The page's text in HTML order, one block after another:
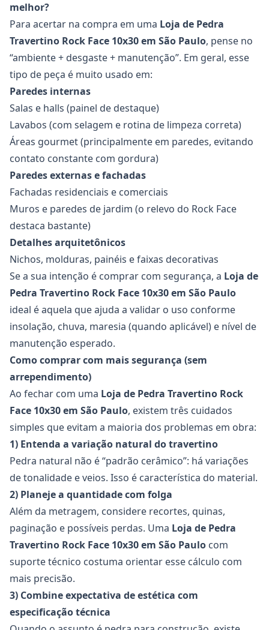
melhor?
Para acertar na compra em uma Loja de Pedra
Travertino Rock Face 10x30em São Paulo, pense no
“ambiente + desgaste + manutenção”. Em geral, esse
tipo de peça é muito usado em:
Paredes internas
Salas e halls (painel de destaque)
Lavabos (com selagem e rotina de limpeza correta)
Áreas gourmet (principalmente em paredes, evitando
contato constante com gordura)
Paredes externas e fachadas
Fachadas residenciais e comerciais
Muros e paredes de jardim (o relevo do Rock Face
destaca bastante)
Detalhes arquitetônicos
Nichos, molduras, painéis e faixas decorativas
Se a sua intenção é comprar com segurança, a Loja de
Pedra Travertino Rock Face 10x30em São Paulo
ideal é aquela que ajuda a validar o uso conforme
insolação, chuva, maresia (quando aplicável) e nível de
manutenção esperado.
Como comprar com mais segurança (sem
arrependimento)
Ao fechar com uma Loja de Pedra Travertino Rock
Face 10x30em São Paulo, existem três cuidados
simples que evitam a maioria dos problemas em obra:
1) Entenda a variação natural do travertino
Pedra natural não é “padrão cerâmico”: há variações
de tonalidade e veios. Isso é característica do material.
2) Planeje a quantidade com folga
Além da metragem, considere recortes, quinas,
paginação e possíveis perdas. Uma Loja de Pedra
Travertino Rock Face 10x30em São Paulo com
suporte técnico costuma orientar esse cálculo com
mais precisão.
3) Combine expectativa de estética com
especificação técnica